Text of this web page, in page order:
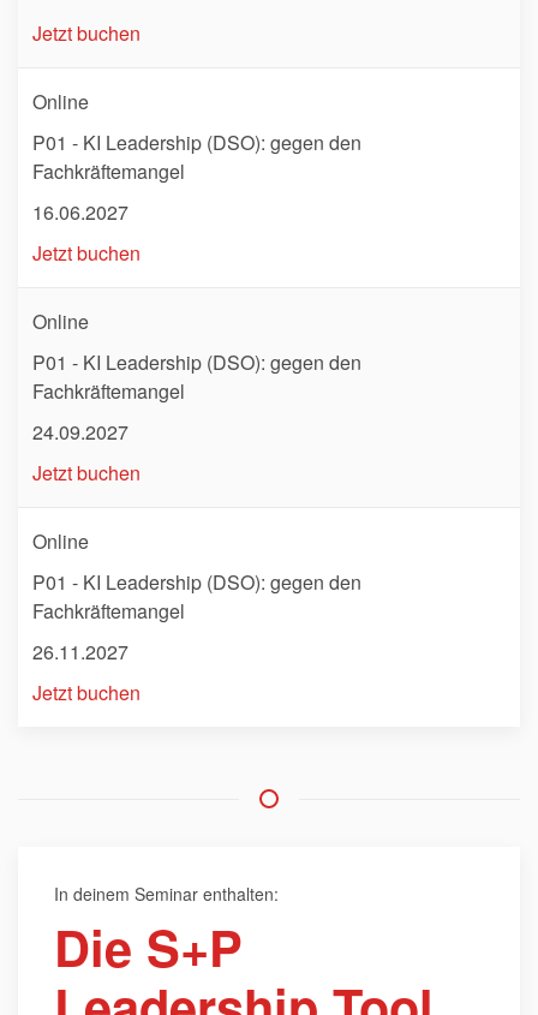
Jetzt buchen
Online
P01 - KI Leadership (DSO): gegen den
Fachkräftemangel
16.06.2027
Jetzt buchen
Online
P01 - KI Leadership (DSO): gegen den
Fachkräftemangel
24.09.2027
Jetzt buchen
Online
P01 - KI Leadership (DSO): gegen den
Fachkräftemangel
26.11.2027
Jetzt buchen
In deinem Seminar enthalten:
Die S+P